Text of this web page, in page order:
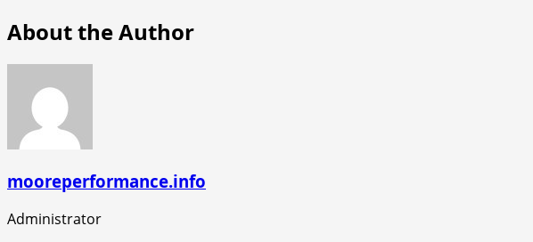
About the Author
mooreperformance.info
Administrator